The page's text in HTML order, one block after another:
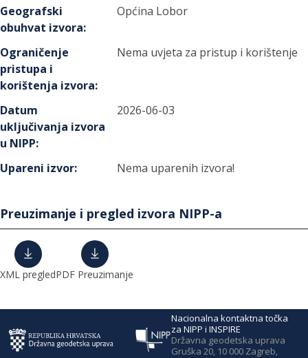
Geografski
obuhvat izvora:
Općina Lobor
Ograničenje
pristupa i
korištenja izvora:
Nema uvjeta za pristup i korištenje
Datum
uključivanja izvora
u NIPP:
2026-06-03
Upareni izvor: Nema uparenih izvora!
Preuzimanje i pregled izvora NIPP-a
XML pregledPDF Preuzimanje
Nacionalna kontaktna točka
za NIPP i INSPIRE
Državna geodetska uprava
Gruška 20, 10 000 Zagreb,